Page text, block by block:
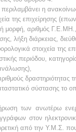
περιλαμβάνει η
της επιχείρησης
μορφή, αριθμός
λήξη διάρκειας,
στοιχεία της
περιόδου,
δραστηριότητας
σύστασης το
των ανωτέρω
στον
από την Υ.Μ.Σ.